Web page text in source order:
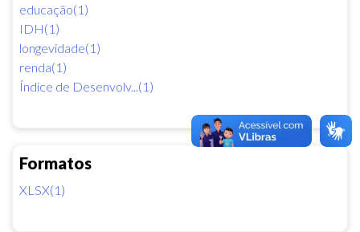
educação(1)
IDH(1)
longevidade(1)
renda(1)
Índice de Desenvolv...(1)
Formatos
XLSX(1)